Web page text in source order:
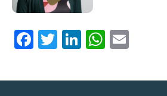
Facebook
Twitter
LinkedIn